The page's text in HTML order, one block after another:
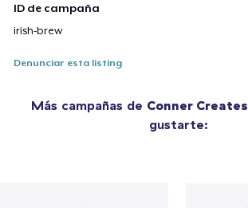
ID de campaña
irish-brew
Denunciar esta listing
Más campañas de Conner Creates
gustarte: